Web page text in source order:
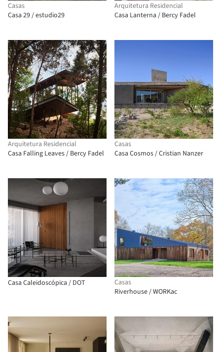
Casas
Casa 29 / estudio29
Arquitetura Residencial
Casa Lanterna / Bercy Fadel
Arquitetura Residencial
Casa Falling Leaves / Bercy Fadel
Casas
Casa Cosmos / Cristian Nanzer
Casa Caleidoscópica / DOT
Casas
Riverhouse / WORKac